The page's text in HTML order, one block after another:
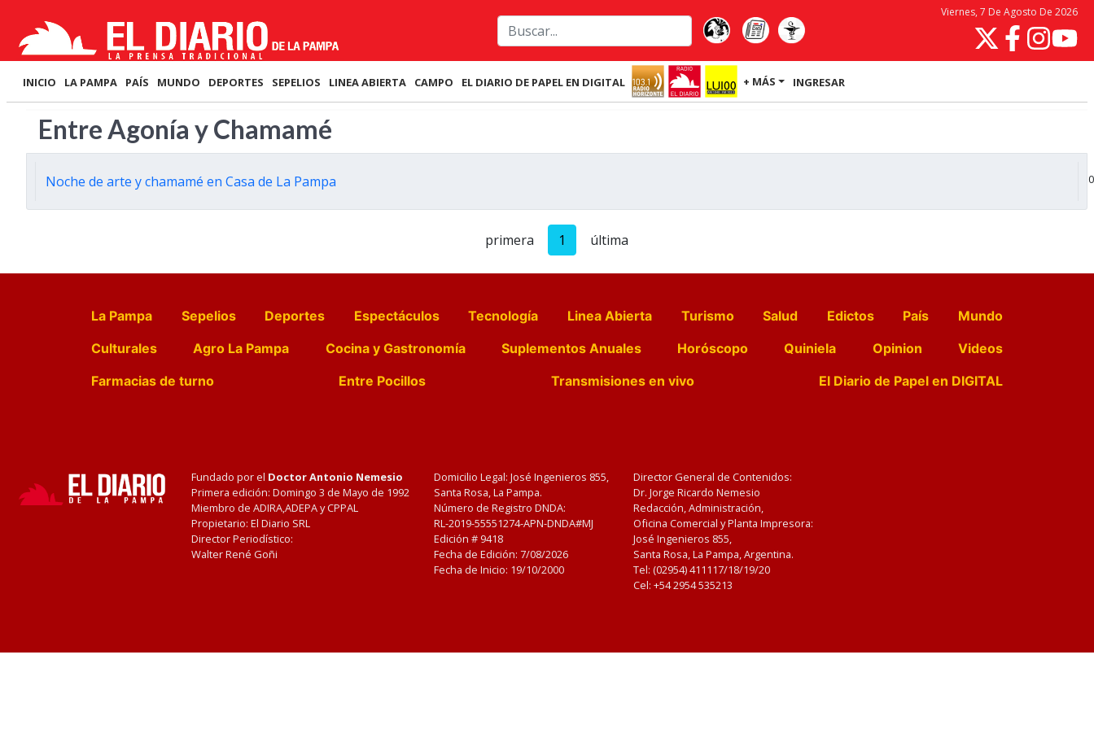
Viernes, 7 De Agosto De 2026
INICIO LA PAMPA PAÍS MUNDO DEPORTES SEPELIOS LINEA ABIERTA CAMPO EL DIARIO DE PAPEL EN DIGITAL + MÁS INGRESAR
Entre Agonía y Chamamé
Noche de arte y chamamé en Casa de La Pampa
primera 1 última
La Pampa Sepelios Deportes Espectáculos Tecnología Linea Abierta Turismo Salud Edictos País
Mundo
Culturales
Agro La Pampa Cocina y Gastronomía Suplementos Anuales Horóscopo Quiniela Opinion
Videos
Farmacias de turno
Entre Pocillos Transmisiones en vivo El Diario de Papel en DIGITAL
Fundado por el Doctor Antonio Nemesio
Primera edición: Domingo 3 de Mayo de 1992
Miembro de ADIRA,ADEPA y CPPAL
Propietario: El Diario SRL
Director Periodístico:
Walter René Goñi
Domicilio Legal: José Ingenieros 855,
Santa Rosa, La Pampa.
Número de Registro DNDA:
RL-2019-55551274-APN-DNDA#MJ
Edición # 9418
Fecha de Edición: 7/08/2026
Fecha de Inicio: 19/10/2000
Director General de Contenidos:
Dr. Jorge Ricardo Nemesio
Redacción, Administración,
Oficina Comercial y Planta Impresora:
José Ingenieros 855,
Santa Rosa, La Pampa, Argentina.
Tel: (02954) 411117/18/19/20
Cel: +54 2954 535213